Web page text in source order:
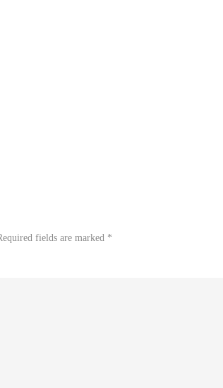
fields are marked *